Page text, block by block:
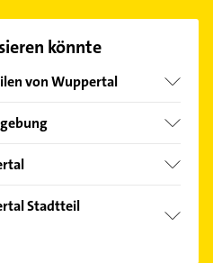
. könnte
von Wuppertal
Stadtteil